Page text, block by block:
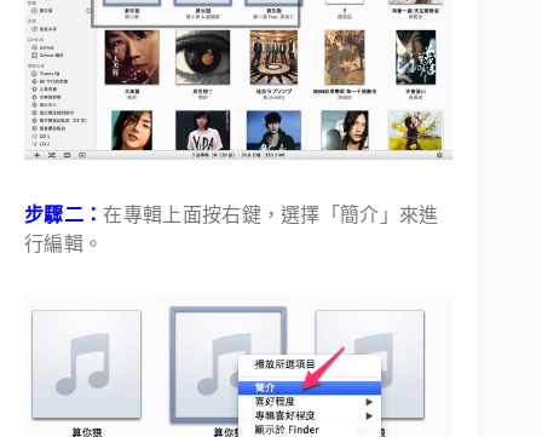
步驟二：在專輯上面按右鍵，選擇「簡介」來進
行編輯。